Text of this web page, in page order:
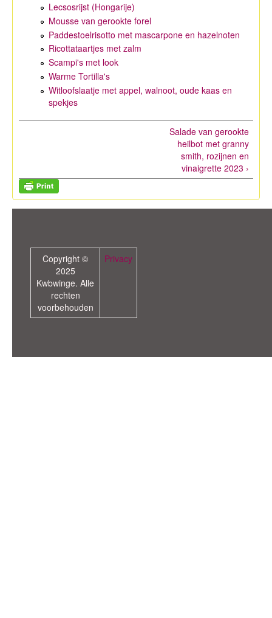
Lecsosrijst (Hongarije)
Mousse van gerookte forel
Paddestoelrisotto met mascarpone en hazelnoten
Ricottataartjes met zalm
Scampi's met look
Warme Tortilla's
Witloofslaatje met appel, walnoot, oude kaas en
spekjes
Salade van gerookte
heilbot met granny
smith, rozijnen en
vinaigrette 2023 ›
Copyright ©
2025
Kwbwinge. Alle
rechten
voorbehouden
Privacy